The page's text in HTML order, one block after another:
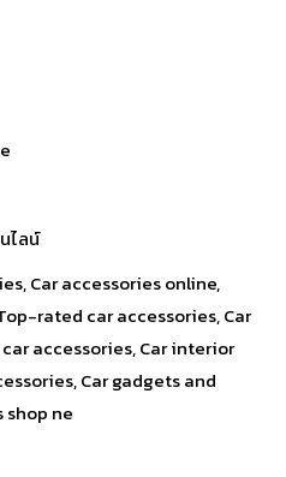
ไลน์
Car accessories online,
rated car accessories, Car
accessories, Car interior
Car gadgets and
shop ne